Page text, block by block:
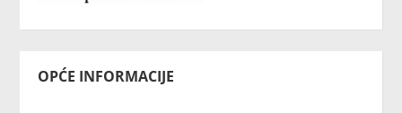
OPĆE INFORMACIJE